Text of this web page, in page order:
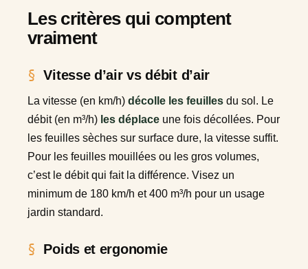
Les critères qui comptent
vraiment
Vitesse d’air vs débit d’air
La vitesse (en km/h) décolle les feuilles du sol. Le
débit (en m³/h) les déplace une fois décollées. Pour
les feuilles sèches sur surface dure, la vitesse suffit.
Pour les feuilles mouillées ou les gros volumes,
c’est le débit qui fait la différence. Visez un
minimum de 180 km/h et 400 m³/h pour un usage
jardin standard.
Poids et ergonomie